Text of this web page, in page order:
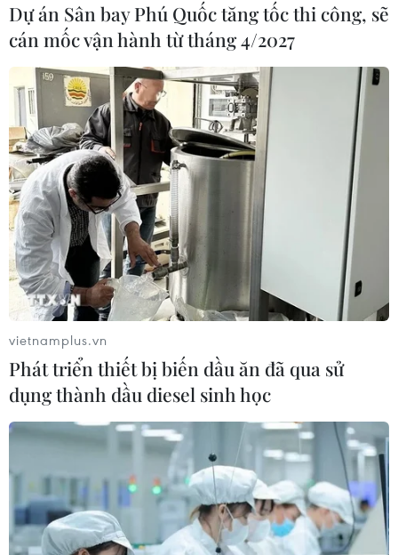
TIN CÙNG CHUYÊN MỤC
Người từng là luật sư riêng của Tổng
thống Trump trở thành Bộ trưởng Tư
pháp Mỹ
Dự án Sân bay Phú Quốc tăng tốc thi công, sẽ
cán mốc vận hành từ tháng 4/2027
vietnamplus.vn
Phát triển thiết bị biến dầu ăn đã qua sử
dụng thành dầu diesel sinh học